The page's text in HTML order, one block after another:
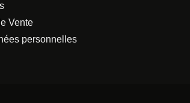
Vente
personnelles